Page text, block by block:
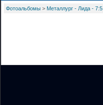
Фотоальбомы > Металлург - Лида - 7:5